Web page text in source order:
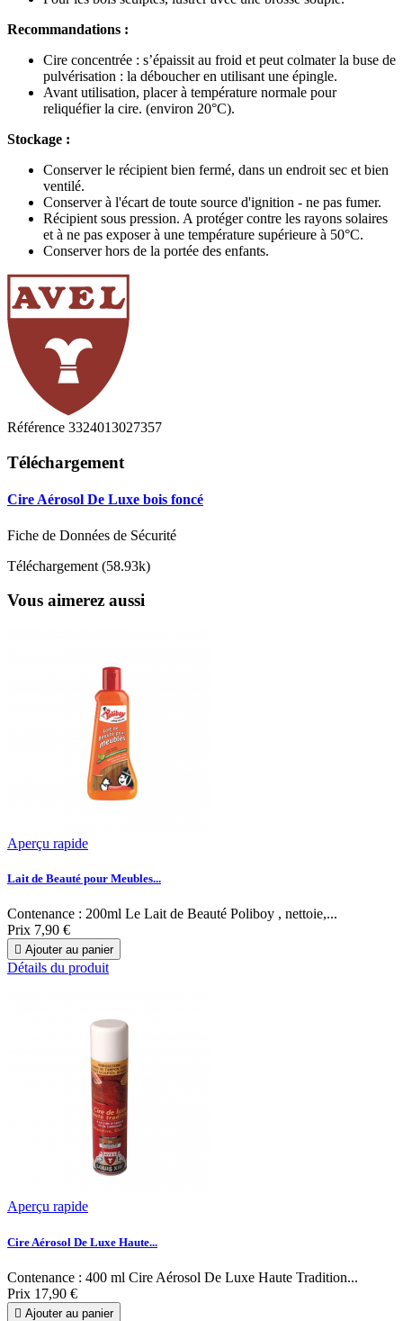
Recommandations :
Cire concentrée : s’épaissit au froid et peut colmater la buse de
pulvérisation : la déboucher en utilisant une épingle.
Avant utilisation, placer à température normale pour
reliquéfier la cire. (environ 20°C).
Stockage :
Conserver le récipient bien fermé, dans un endroit sec et bien
ventilé.
Conserver à l'écart de toute source d'ignition - ne pas fumer.
Récipient sous pression. A protéger contre les rayons solaires
et à ne pas exposer à une température supérieure à 50°C.
Conserver hors de la portée des enfants.
Référence 3324013027357
Téléchargement
Cire Aérosol De Luxe bois foncé
Fiche de Données de Sécurité
Téléchargement (58.93k)
Vous aimerez aussi
Aperçu rapide
Lait de Beauté pour Meubles...
Contenance : 200ml Le Lait de Beauté Poliboy , nettoie,...
Prix 7,90 €
 Ajouter au panier
Détails du produit
Aperçu rapide
Cire Aérosol De Luxe Haute...
Contenance : 400 ml Cire Aérosol De Luxe Haute Tradition...
Prix 17,90 €
 Ajouter au panier